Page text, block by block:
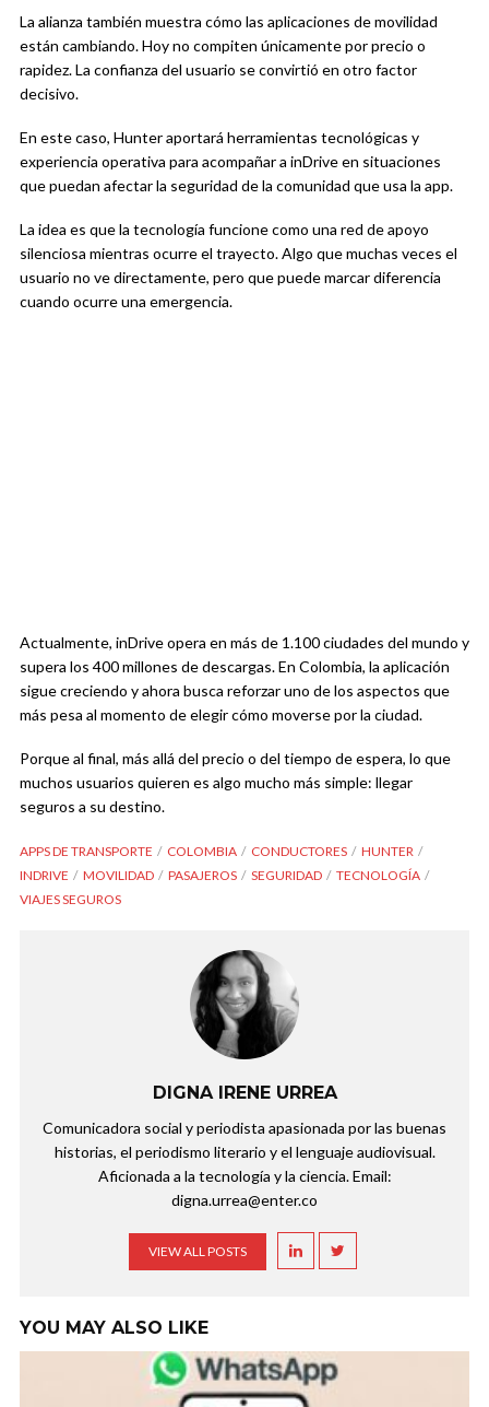
La alianza también muestra cómo las aplicaciones de movilidad
están cambiando. Hoy no compiten únicamente por precio o
rapidez. La confianza del usuario se convirtió en otro factor
decisivo.
En este caso, Hunter aportará herramientas tecnológicas y
experiencia operativa para acompañar a inDrive en situaciones
que puedan afectar la seguridad de la comunidad que usa la app.
La idea es que la tecnología funcione como una red de apoyo
silenciosa mientras ocurre el trayecto. Algo que muchas veces el
usuario no ve directamente, pero que puede marcar diferencia
cuando ocurre una emergencia.
Actualmente, inDrive opera en más de 1.100 ciudades del mundo y
supera los 400 millones de descargas. En Colombia, la aplicación
sigue creciendo y ahora busca reforzar uno de los aspectos que
más pesa al momento de elegir cómo moverse por la ciudad.
Porque al final, más allá del precio o del tiempo de espera, lo que
muchos usuarios quieren es algo mucho más simple: llegar
seguros a su destino.
APPS DE TRANSPORTE COLOMBIA CONDUCTORES
HUNTER
INDRIVE
MOVILIDAD PASAJEROS SEGURIDAD
TECNOLOGÍA
VIAJES SEGUROS
DIGNA IRENE URREA
Comunicadora social y periodista apasionada por las buenas
historias, el periodismo literario y el lenguaje audiovisual.
Aficionada a la tecnología y la ciencia. Email:
digna.urrea@enter.co
VIEW ALL POSTS
YOU MAY ALSO LIKE